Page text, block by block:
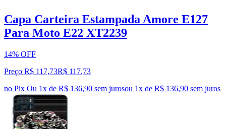
Capa Carteira Estampada Amore E127
Para Moto E22 XT2239
14% OFF
Preço R$ 117,73R$ 117,73
no Pix Ou 1x de R$ 136,90 sem jurosou 1x de R$ 136,90 sem juros